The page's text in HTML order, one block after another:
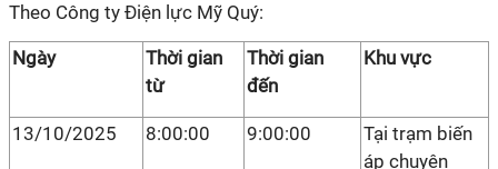
Theo Công ty Điện lực Mỹ Quý:
Ngày
Thời gian
từ
Thời gian
đến
Khu vực
13/10/2025 8:00:00 9:00:00
Tại trạm biến
áp chuyên